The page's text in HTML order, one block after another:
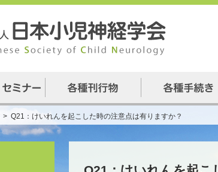
> Q21：けいれんを起こした時の注意点は有りますか？